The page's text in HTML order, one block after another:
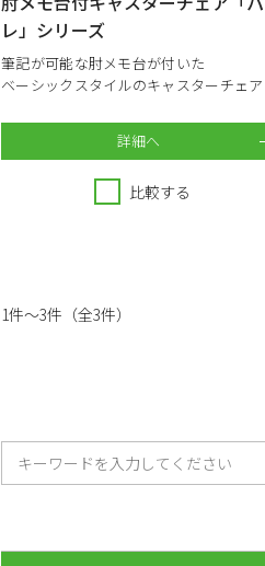
レ」シリーズ
筆記が可能な肘メモ台が付いた
ベーシックスタイルのキャスターチェア
詳細へ
比較する
1件～3件（全3件）